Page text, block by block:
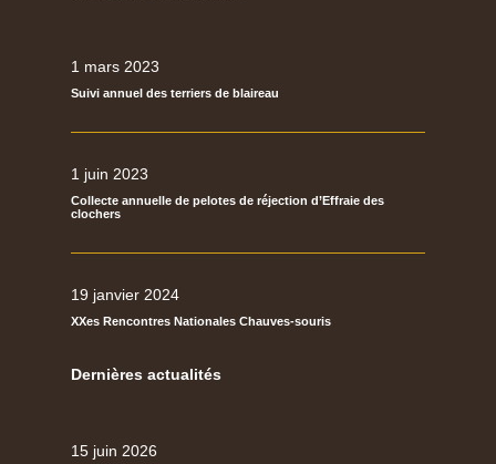
1 mars 2023
Suivi annuel des terriers de blaireau
1 juin 2023
Collecte annuelle de pelotes de réjection d’Effraie des
clochers
19 janvier 2024
XXes Rencontres Nationales Chauves-souris
Dernières actualités
15 juin 2026